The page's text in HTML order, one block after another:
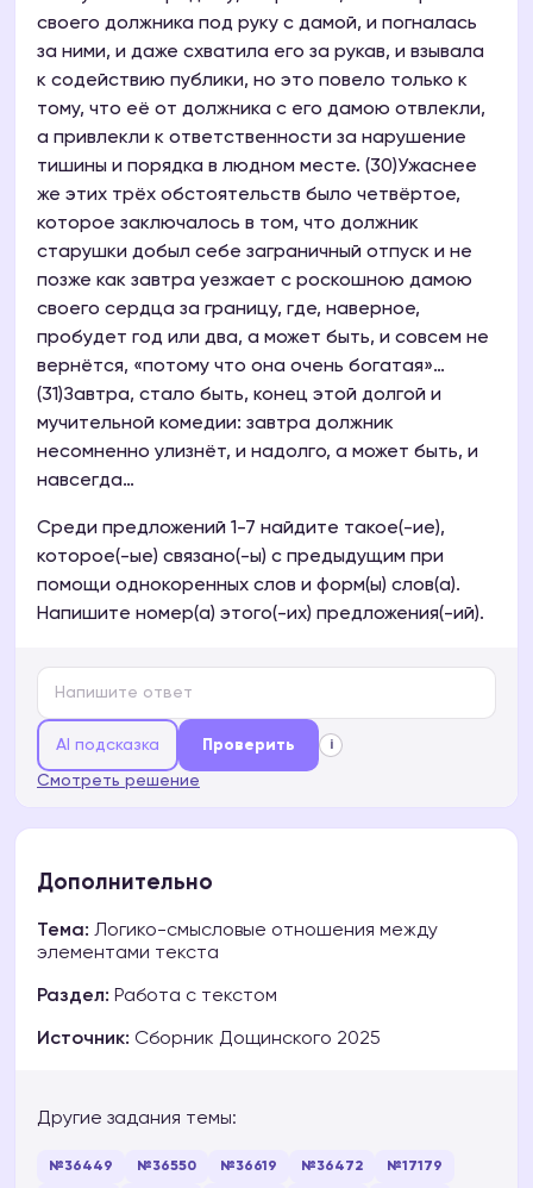
своего должника под руку с дамой, и погналась
за ними, и даже схватила его за рукав, и взывала
к содействию публики, но это повело только к
тому, что её от должника с его дамою отвлекли,
а привлекли к ответственности за нарушение
тишины и порядка в людном месте. (30)Ужаснее
же этих трёх обстоятельств было четвёртое,
которое заключалось в том, что должник
старушки добыл себе заграничный отпуск и не
позже как завтра уезжает с роскошною дамою
своего сердца за границу, где, наверное,
пробудет год или два, а может быть, и совсем не
вернётся, «потому что она очень богатая»…
(31)Завтра, стало быть, конец этой долгой и
мучительной комедии: завтра должник
несомненно улизнёт, и надолго, а может быть, и
навсегда…
Среди предложений 1-7 найдите такое(-ие),
которое(-ые) связано(-ы) с предыдущим при
помощи однокоренных слов и форм(ы) слов(а).
Напишите номер(а) этого(-их) предложения(-ий).
AI подсказка Проверить i
Смотреть решение
Дополнительно
Тема: Логико-смысловые отношения между
элементами текста
Раздел: Работа с текстом
Источник: Сборник Дощинского 2025
Другие задания темы:
№36449 №36550 №36619 №36472 №17179